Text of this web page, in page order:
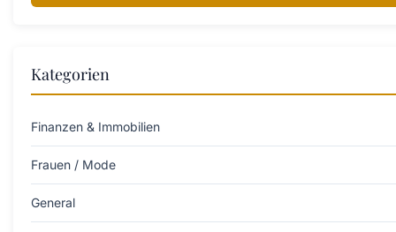
Kategorien
Finanzen & Immobilien
Frauen / Mode
General